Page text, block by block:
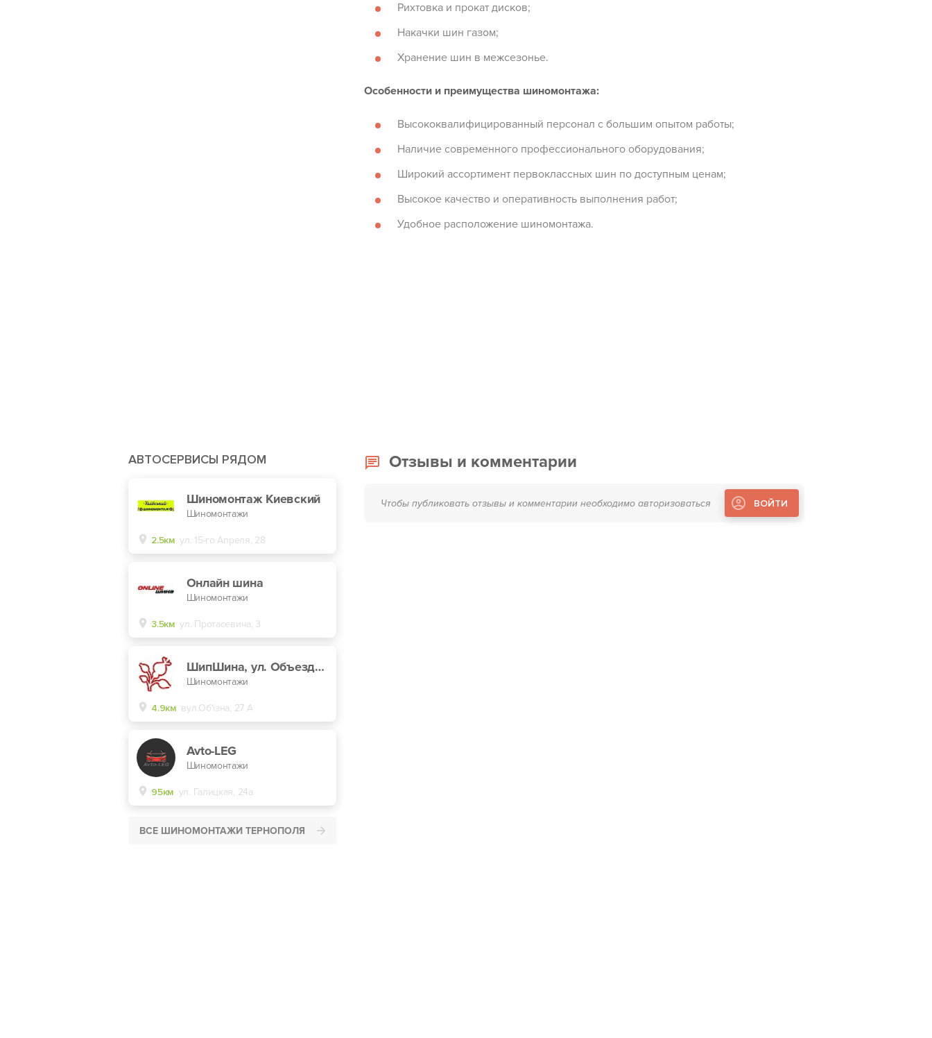
Рихтовка и прокат дисков;
Накачки шин газом;
Хранение шин в межсезонье.
Особенности и преимущества шиномонтажа:
Высококвалифицированный персонал с большим опытом работы;
Наличие современного профессионального оборудования;
Широкий ассортимент первоклассных шин по доступным ценам;
Высокое качество и оперативность выполнения работ;
Удобное расположение шиномонтажа.
АВТОСЕРВИСЫ РЯДОМ
Шиномонтаж Киевский
Шиномонтажи
2.5км ул. 15-го Апреля, 28
Онлайн шина
Шиномонтажи
3.5км ул. Протасевича, 3
ШипШина, ул. Объездная, 27 А
Шиномонтажи
4.9км вул.Об'їзна, 27 А
Avto-LEG
Шиномонтажи
95км ул. Галицкая, 24а
ВСЕ ШИНОМОНТАЖИ ТЕРНОПОЛЯ
Отзывы и комментарии
Чтобы публиковать отзывы и комментарии необходимо авторизоваться ВОЙТИ